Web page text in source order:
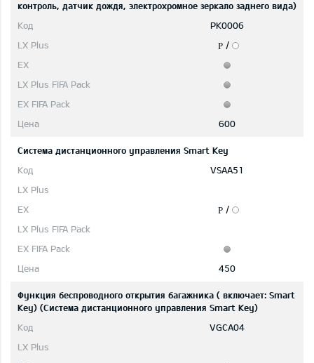
контроль, датчик дождя, электрохромное зеркало заднего вида)
PK0006
P /
600
Система дистанционного управления Smart Key
VSAA51
P /
450
Функция беспроводного открытия багажника ( включает: Smart
Key) (Система дистанционного управления Smart Key)
VGCA04